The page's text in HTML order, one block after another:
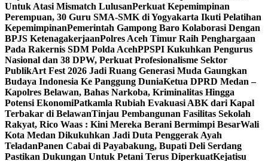
Untuk Atasi Mismatch LulusanPerkuat Kepemimpinan
Perempuan, 30 Guru SMA-SMK di Yogyakarta Ikuti Pelatihan
KepemimpinanPemerintah Gampong Baro Kolaborasi Dengan
BPJS KetenagakerjaanPolres Aceh Timur Raih Penghargaan
Pada Rakernis SDM Polda AcehPPSPI Kukuhkan Pengurus
Nasional dan 38 DPW, Perkuat Profesionalisme Sektor
PublikArt Fest 2026 Jadi Ruang Generasi Muda Gaungkan
Budaya Indonesia Ke Panggung DuniaKetua DPRD Medan –
Kapolres Belawan, Bahas Narkoba, Kriminalitas Hingga
Potensi EkonomiPatkamla Rubiah Evakuasi ABK dari Kapal
Terbakar di BelawanTinjau Pembangunan Fasilitas Sekolah
Rakyat, Rico Waas : Kini Mereka Berani Bermimpi BesarWali
Kota Medan Dikukuhkan Jadi Duta Penggerak Ayah
TeladanPanen Cabai di Payabakung, Bupati Deli Serdang
Pastikan Dukungan Untuk Petani Terus DiperkuatKejatisu